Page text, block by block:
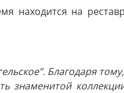
находится на
Благодаря
знаменитой